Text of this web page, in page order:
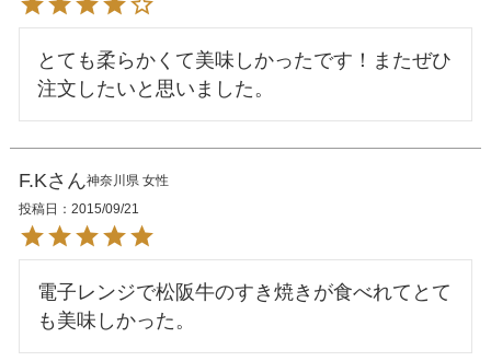
とても柔らかくて美味しかったです！またぜひ
F.K 神奈川県 女性
投稿日
2015/09/21
電子レンジで松阪牛のすき焼きが食べれてとて